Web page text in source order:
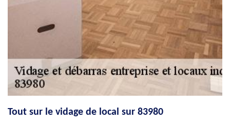
Tout sur le vidage de local sur 83980